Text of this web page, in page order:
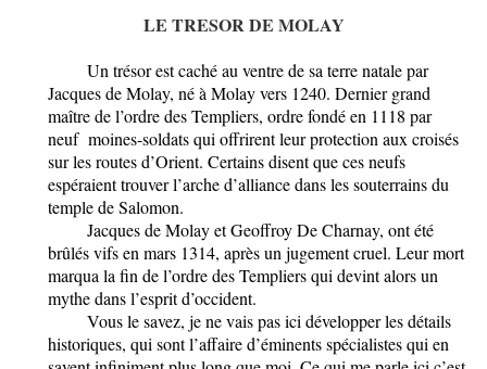
LE TRESOR DE MOLAY
Un trésor est caché au ventre de sa terre natale par
Jacques de Molay, né à Molay vers 1240. Dernier grand
maître de l’ordre des Templiers, ordre fondé en 1118 par
neuf moines-soldats qui offrirent leur protection aux croisés
sur les routes d’Orient. Certains disent que ces neufs
espéraient trouver l’arche d’alliance dans les souterrains du
temple de Salomon.
Jacques de Molay et Geoffroy De Charnay, ont été
brûlés vifs en mars 1314, après un jugement cruel. Leur mort
marqua la fin de l’ordre des Templiers qui devint alors un
mythe dans l’esprit d’occident.
Vous le savez, je ne vais pas ici développer les détails
historiques, qui sont l’affaire d’éminents spécialistes qui en